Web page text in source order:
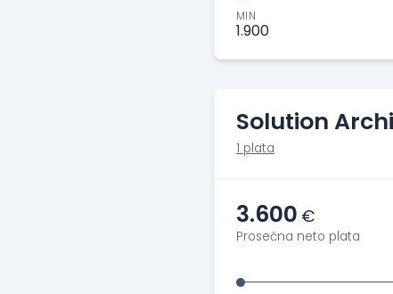
MIN
1.900
Solution
1 plata
3.600 €
Prosečna neto plata